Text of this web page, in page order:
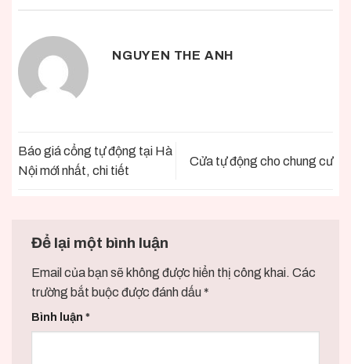
NGUYEN THE ANH
Báo giá cổng tự động tại Hà
Nội mới nhất, chi tiết
Cửa tự động cho chung cư
Để lại một bình luận
Email của bạn sẽ không được hiển thị công khai. Các
trường bắt buộc được đánh dấu *
Bình luận *